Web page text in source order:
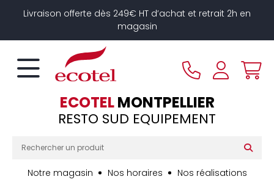
Livraison offerte dès 249€ HT d’achat et retrait 2h en
magasin
ECOTELMONTPELLIER
RESTO SUD EQUIPEMENT
Notre magasin Nos horaires Nos réalisations
Panneau de gestion des cookies